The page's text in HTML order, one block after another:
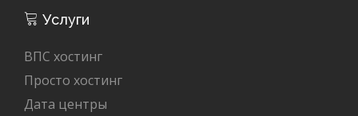
Услуги
ВПС хостинг
Просто хостинг
Дата центры